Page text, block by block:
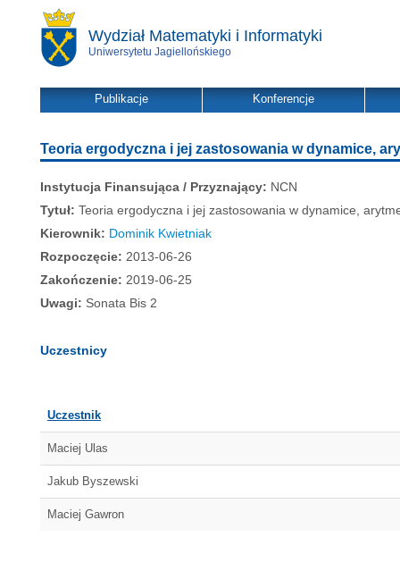
Wydział Matematyki i Informatyki
Uniwersytetu Jagiellońskiego
Publikacje Konferencje
Teoria ergodyczna i jej zastosowania w dynamice,
Instytucja Finansująca / Przyznający: NCN
Tytuł: Teoria ergodyczna i jej zastosowania w dynamice,
Kierownik: Dominik Kwietniak
Rozpoczęcie: 2013-06-26
Zakończenie: 2019-06-25
Uwagi: Sonata Bis 2
Uczestnicy
Uczestnik
Maciej Ulas
Jakub Byszewski
Maciej Gawron